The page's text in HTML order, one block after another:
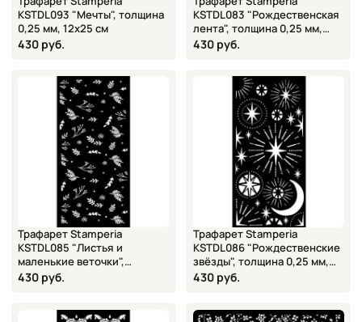
KSTDL093 "Мечты", толщина
0,25 мм, 12х25 см
430 руб.
KSTDL083 "Рождественская
лента", толщина 0,25 мм,
12х25 см
430 руб.
Трафарет Stamperia
KSTDL085 "Листья и
маленькие веточки",
толщина 0,25 мм, 12х25 см
430 руб.
Трафарет Stamperia
KSTDL086 "Рождественские
звёзды", толщина 0,25 мм,
12х25 см
430 руб.